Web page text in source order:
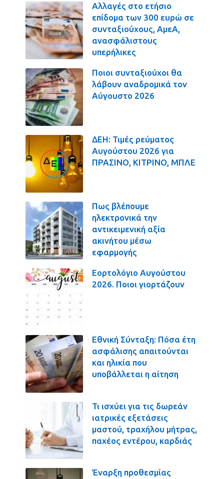
Αλλαγές στο ετήσιο
επίδομα των 300 ευρώ σε
συνταξιούχους, ΑμεΑ,
ανασφάλιστους
υπερήλικες
Ποιοι συνταξιούχοι θα
λάβουν αναδρομικά τον
Αύγουστο 2026
ΔΕΗ: Τιμές ρεύματος
Αυγούστου 2026 για
ΠΡΑΣΙΝΟ, ΚΙΤΡΙΝΟ, ΜΠΛΕ
Πως βλέπουμε
ηλεκτρονικά την
αντικειμενική αξία
ακινήτου μέσω
εφαρμογής
Εορτολόγιο Αυγούστου
2026. Ποιοι γιορτάζουν
Εθνική Σύνταξη: Πόσα έτη
ασφάλισης απαιτούνται
και ηλικία που
υποβάλλεται η αίτηση
Τι ισχύει για τις δωρεάν
ιατρικές εξετάσεις
μαστού, τραχήλου μήτρας,
παχέος εντέρου, καρδιάς
Έναρξη προθεσμίας